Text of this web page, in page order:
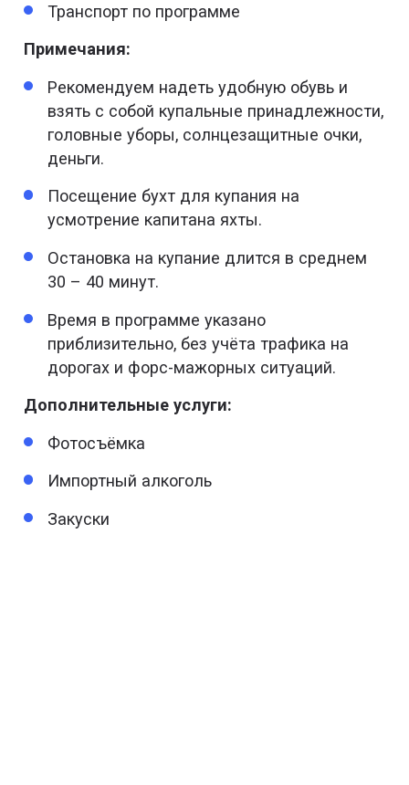
Транспорт по программе
Примечания:
Рекомендуем надеть удобную обувь и
взять с собой купальные принадлежности,
головные уборы, солнцезащитные очки,
деньги.
Посещение бухт для купания на
усмотрение капитана яхты.
Остановка на купание длится в среднем
30 – 40 минут.
Время в программе указано
приблизительно, без учёта трафика на
дорогах и форс-мажорных ситуаций.
Дополнительные услуги:
Фотосъёмка
Импортный алкоголь
Закуски